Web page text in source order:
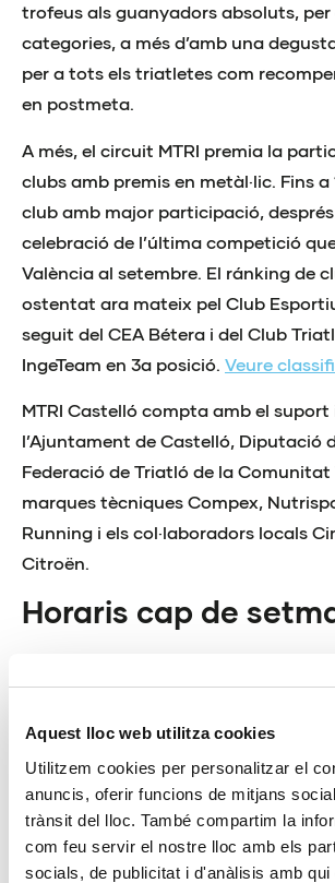
Aquest lloc web utilitza cookies
Utilitzem cookies per personalitzar el
anuncis, oferir funcions de mitjans
trànsit del lloc. També compartim la
com feu servir el nostre lloc amb els
socials, de publicitat i d'anàlisis amb qui
trofeus als guanyadors absoluts, per
categories, a més d’amb una
per a tots els triatletes com
en postmeta.
A més, el circuit MTRI premia la
clubs amb premis en metàl·lic. Fins a
club amb major participació,
celebració de l’última competició
València al setembre. El ránking de
ostentat ara mateix pel Club
seguit del CEA Bétera i del Club
IngeTeam en 3a posició. Veure
MTRI Castelló compta amb el
l’Ajuntament de Castelló, Diputació
Federació de Triatló de la Comunitat
marques tècniques Compex,
Running i els col·laboradors locals
Citroën.
Horaris cap de
Futbol Javier Marquina (Castelló)
18 h – 20 h Expo en Camp de
Marquina (Castelló)
Dissabte 2 de juliol
6.30 h – 8.00 h Lliurament de